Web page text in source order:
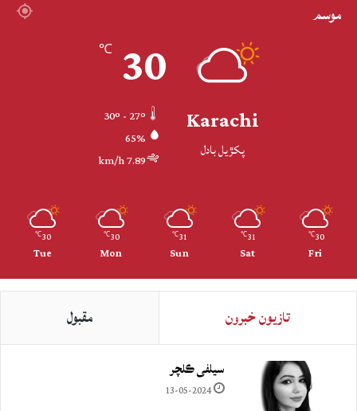
موسم
Karachi
پکڙيل بادل
30
℃
65%
7.89 km/h
30
℃
Fri
31
℃
Sat
31
℃
Sun
30
℃
Mon
30
℃
Tue
تازيون خبرون مقبول
سيلفي ڪلچر
13-05-2024